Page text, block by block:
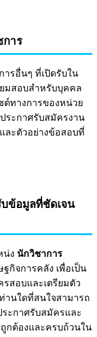
การ
รอื่นๆ ที่เปิดรับใน
ยมสอบสำหรับบุคคล
ต์ทางการของหน่วย
ระกาศรับสมัครงาน
ละตัวอย่างข้อสอบที่
ข้อมูลที่ชัดเจน
น่ง นักวิชาการ
กิจการคลัง เพื่อเป็น
สอบและเตรียมตัว
านใดที่สนใจสามารถ
ระกาศรับสมัครและ
กต้องและครบถ้วนใน